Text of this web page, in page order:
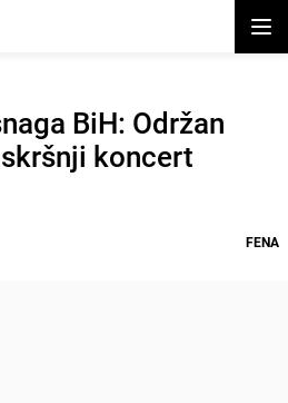
BiH: Održan
koncert
FENA